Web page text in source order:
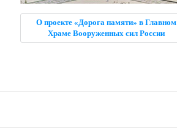
О проекте «Дорога памяти» в Главном
Храме Вооруженных сил России